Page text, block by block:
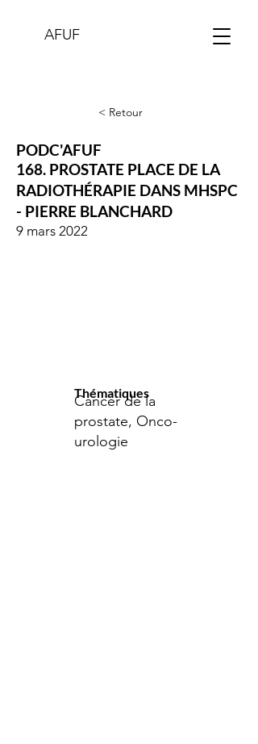
AFUF
< Retour
PODC'AFUF
168. PROSTATE PLACE DE LA
RADIOTHÉRAPIE DANS MHSPC
- PIERRE BLANCHARD
9 mars 2022
Thématiques
Cancer de la
prostate, Onco-
urologie